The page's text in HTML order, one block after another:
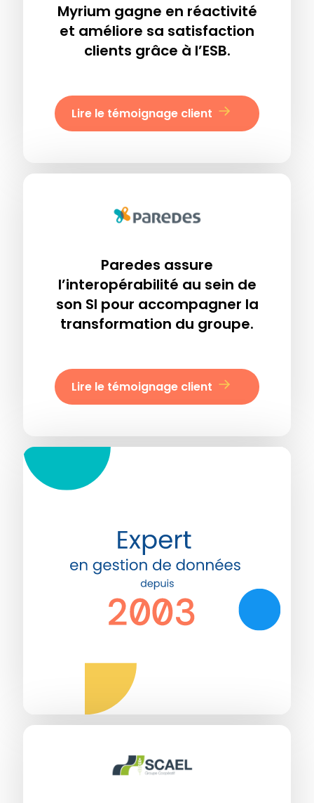
Myrium gagne en réactivité
et améliore sa satisfaction
clients grâce à l’ESB.
Lire le témoignage client
Paredes assure
l’interopérabilité au sein de
son SI pour accompagner la
transformation du groupe.
Lire le témoignage client